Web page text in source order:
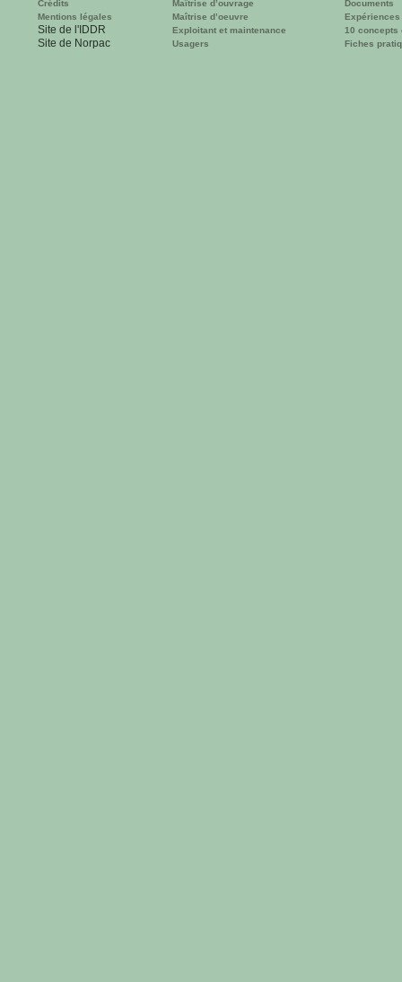
Crédits
Mentions légales
Site de l'IDDR
Site de Norpac
Maîtrise d’ouvrage
Maîtrise d’oeuvre
Exploitant et maintenance
Usagers
Documents
Expériences
10 concepts
Fiches